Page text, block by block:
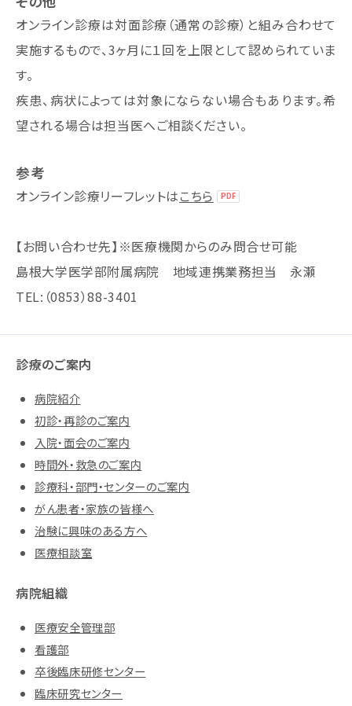
オンライン診療は対面診療（通常の診療）と組み合わせて
実施するもので、3ヶ月に１回を上限として認められていま
す。
疾患、病状によっては対象にならない場合もあります。希
望される場合は担当医へご相談ください。
参考
オンライン診療リーフレットはこちら
【お問い合わせ先】※医療機関からのみ問合せ可能
島根大学医学部附属病院 地域連携業務担当 永瀬
TEL:（0853）88-3401
診療のご案内
病院紹介
初診・再診のご案内
入院・面会のご案内
時間外・救急のご案内
診療科・部門・センターのご案内
がん患者・家族の皆様へ
治験に興味のある方へ
医療相談室
病院組織
医療安全管理部
看護部
卒後臨床研修センター
臨床研究センター